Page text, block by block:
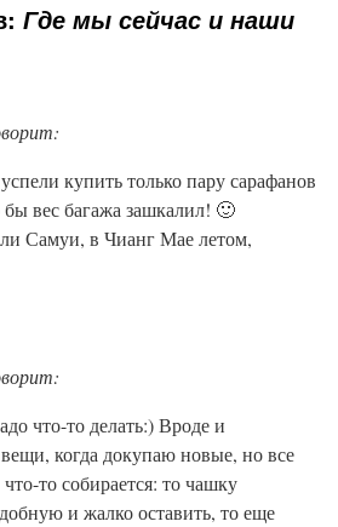
Где мы сейчас и наши
купить только пару сарафанов
вес багажа зашкалил! 🙂
Самуи, в Чианг Мае летом,
что-то делать:) Вроде и
когда докупаю новые, но все
то собирается: то чашку
и жалко оставить, то еще